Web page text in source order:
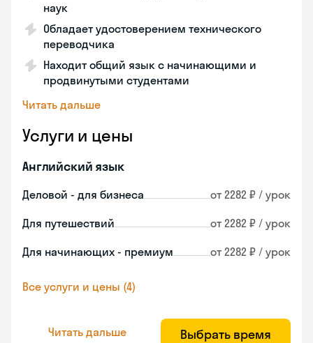
наук
Обладает удостоверением технического
переводчика
Находит общий язык с начинающими и
продвинутыми студентами
Читать дальше
Услуги и цены
Английский язык
Деловой - для бизнеса от 2282 ₽ / урок
Для путешествий от 2282 ₽ / урок
Для начинающих - премиум от 2282 ₽ / урок
Все услуги и цены (4)
Читать дальше Выбрать время